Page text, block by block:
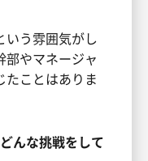
いう雰囲気がし
部やマネージャ
たことはありま
んな挑戦をして